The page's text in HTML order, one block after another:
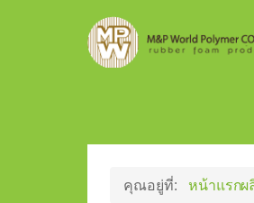
คุณอยู่ที่: หน้าแรกผ